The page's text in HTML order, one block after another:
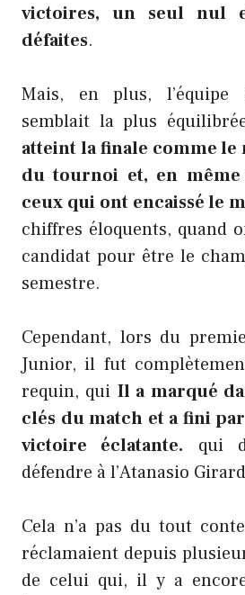
victoires, un seul nul
défaites.
Mais, en plus, l’équipe
semblait la plus
atteint la finale comme
du tournoi et, en même
ceux qui ont encaissé le
chiffres éloquents, quand
candidat pour être le
semestre.
Cependant, lors du
Junior, il fut
requin, qui Il a marqué
clés du match et a fini
victoire éclatante. qui
défendre à l’Atanasio
Cela n’a pas du tout
réclamaient depuis
de celui qui, il y a